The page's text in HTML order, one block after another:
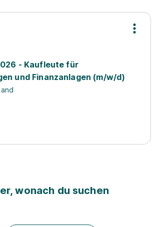
- Kaufleute für
und Finanzanlagen (m/w/d)
wonach du suchen